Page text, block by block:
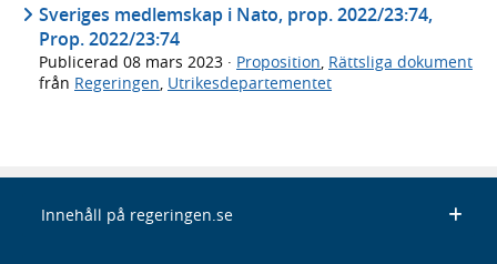
Sveriges medlemskap i Nato, prop. 2022/23:74,
Prop. 2022/23:74
Publicerad 08 mars 2023 · Proposition, Rättsliga dokument
från Regeringen, Utrikesdepartementet
Innehåll på regeringen.se